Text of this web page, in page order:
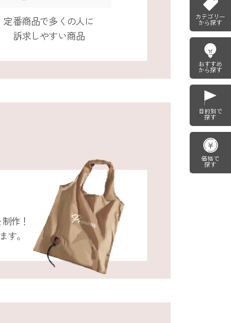
カテゴリー
から探す
おすすめ
から探す
目的別で
探す
価格で
探す
定番商品で多くの人に
訴求しやすい商品
作！
。